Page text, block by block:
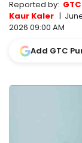
Reported by:
Kaur Kaler |
2026 09:00 AM
Add GTC